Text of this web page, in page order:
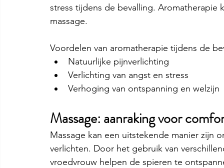
stress tijdens de bevalling.
massage.
Voordelen van aromatherapie tijdens de
Natuurlijke pijnverlichting
Verlichting van angst en stress
Verhoging van ontspanning en welzijn
Massage: aanraking voor
Massage kan een uitstekende manier zijn
verlichten. Door het gebruik van
vroedvrouw helpen de spieren te